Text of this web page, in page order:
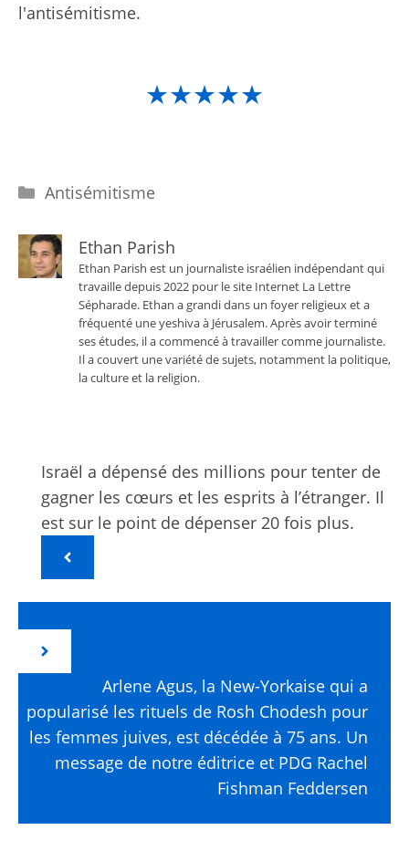
l'antisémitisme.
★★★★★
Catégories
Antisémitisme
Ethan Parish
Ethan Parish est un journaliste israélien indépendant qui
travaille depuis 2022 pour le site Internet La Lettre
Sépharade. Ethan a grandi dans un foyer religieux et a
fréquenté une yeshiva à Jérusalem. Après avoir terminé
ses études, il a commencé à travailler comme journaliste.
Il a couvert une variété de sujets, notamment la politique,
la culture et la religion.
Israël a dépensé des millions pour tenter de
gagner les cœurs et les esprits à l’étranger. Il
est sur le point de dépenser 20 fois plus.
Arlene Agus, la New-Yorkaise qui a
popularisé les rituels de Rosh Chodesh pour
les femmes juives, est décédée à 75 ans. Un
message de notre éditrice et PDG Rachel
Fishman Feddersen